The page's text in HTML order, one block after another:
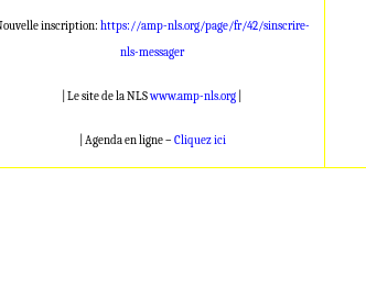
inscription: https://amp-nls.org/page/fr/42/sinscrire-
nls-messager
| Le site de la NLSwww.amp-nls.org|
| Agenda en ligne – Cliquez ici